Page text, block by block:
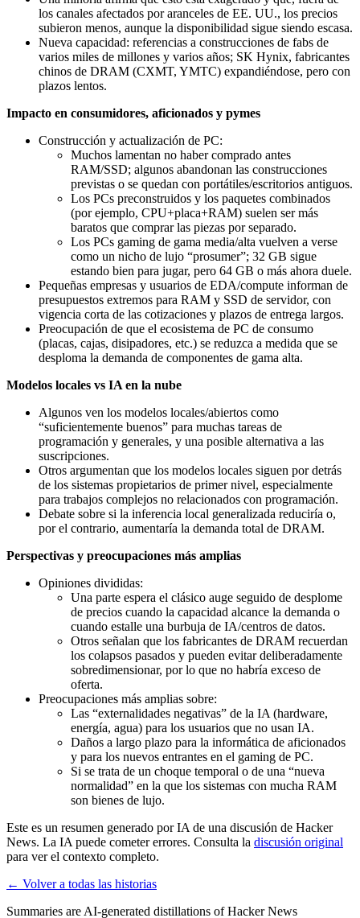
los canales afectados por aranceles de EE. UU., los precios
subieron menos, aunque la disponibilidad sigue siendo escasa.
Nueva capacidad: referencias a construcciones de fabs de
varios miles de millones y varios años; SK Hynix, fabricantes
chinos de DRAM (CXMT, YMTC) expandiéndose, pero con
plazos lentos.
Impacto en consumidores, aficionados y pymes
Construcción y actualización de PC:
Muchos lamentan no haber comprado antes
RAM/SSD; algunos abandonan las construcciones
previstas o se quedan con portátiles/escritorios antiguos.
Los PCs preconstruidos y los paquetes combinados
(por ejemplo, CPU+placa+RAM) suelen ser más
baratos que comprar las piezas por separado.
Los PCs gaming de gama media/alta vuelven a verse
como un nicho de lujo “prosumer”; 32 GB sigue
estando bien para jugar, pero 64 GB o más ahora duele.
Pequeñas empresas y usuarios de EDA/compute informan de
presupuestos extremos para RAM y SSD de servidor, con
vigencia corta de las cotizaciones y plazos de entrega largos.
Preocupación de que el ecosistema de PC de consumo
(placas, cajas, disipadores, etc.) se reduzca a medida que se
desploma la demanda de componentes de gama alta.
Modelos locales vs IA en la nube
Algunos ven los modelos locales/abiertos como
“suficientemente buenos” para muchas tareas de
programación y generales, y una posible alternativa a las
suscripciones.
Otros argumentan que los modelos locales siguen por detrás
de los sistemas propietarios de primer nivel, especialmente
para trabajos complejos no relacionados con programación.
Debate sobre si la inferencia local generalizada reduciría o,
por el contrario, aumentaría la demanda total de DRAM.
Perspectivas y preocupaciones más amplias
Opiniones divididas:
Una parte espera el clásico auge seguido de desplome
de precios cuando la capacidad alcance la demanda o
cuando estalle una burbuja de IA/centros de datos.
Otros señalan que los fabricantes de DRAM recuerdan
los colapsos pasados y pueden evitar deliberadamente
sobredimensionar, por lo que no habría exceso de
oferta.
Preocupaciones más amplias sobre:
Las “externalidades negativas” de la IA (hardware,
energía, agua) para los usuarios que no usan IA.
Daños a largo plazo para la informática de aficionados
y para los nuevos entrantes en el gaming de PC.
Si se trata de un choque temporal o de una “nueva
normalidad” en la que los sistemas con mucha RAM
son bienes de lujo.
Este es un resumen generado por IA de una discusión de Hacker
News. La IA puede cometer errores. Consulta la discusión original
para ver el contexto completo.
← Volver a todas las historias
Summaries are AI-generated distillations of Hacker News